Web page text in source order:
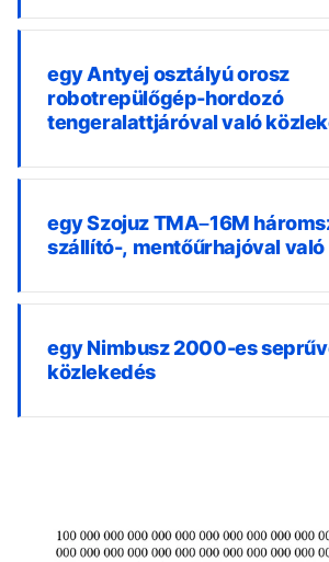
egy Antyej osztályú orosz
robotrepülőgép-hordozó
tengeralattjáróval való
egy Szojuz TMA–16M
szállító-, mentőűrhajóval
egy Nimbusz 2000-es
közlekedés